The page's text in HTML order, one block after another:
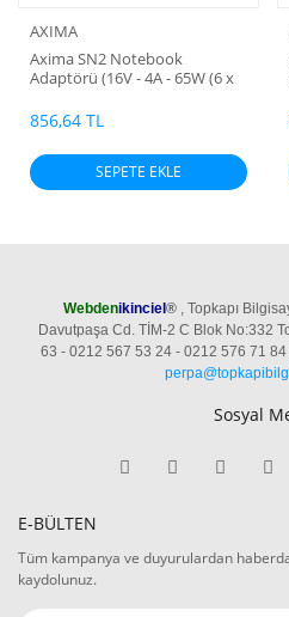
AXIMA
Axima SN2 Notebook
Adaptörü (16V - 4A - 65W (6 x
856,64 TL
SEPETE EKLE
Webdenikinciel®, Topkapı
Davutpaşa Cd. TİM-2 C Blok No:332
63 - 0212 567 53 24 - 0212 576 71 84
Sosyal
E-BÜLTEN
Tüm kampanya ve duyurulardan
kaydolunuz.